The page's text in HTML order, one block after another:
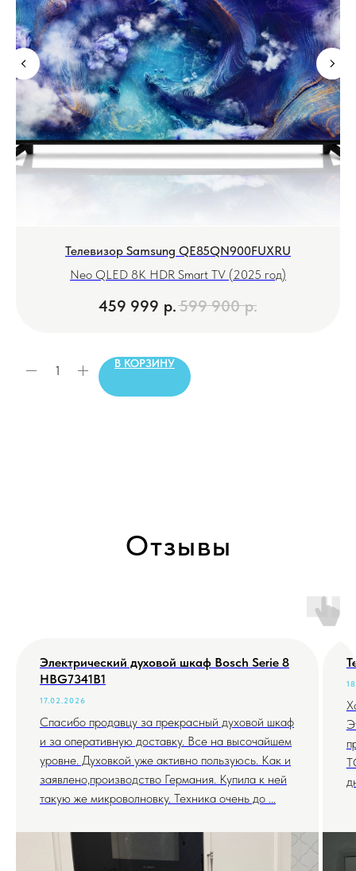
Телевизор Samsung QE85QN900FUXRU
Neo QLED 8K HDR Smart TV (2025 год)
459 999 р.599 900 р.
В КОРЗИНУ
Отзывы
Электрический духовой шкаф Bosch Serie 8
HBG7341B1
17.02.2026
Спасибо продавцу за прекрасный духовой шкаф
и за оперативную доставку. Все на высочайшем
уровне. Духовкой уже активно пользуюсь. Как и
заявлено,производство Германия. Купила к ней
такую же микроволновку. Техника очень до ...